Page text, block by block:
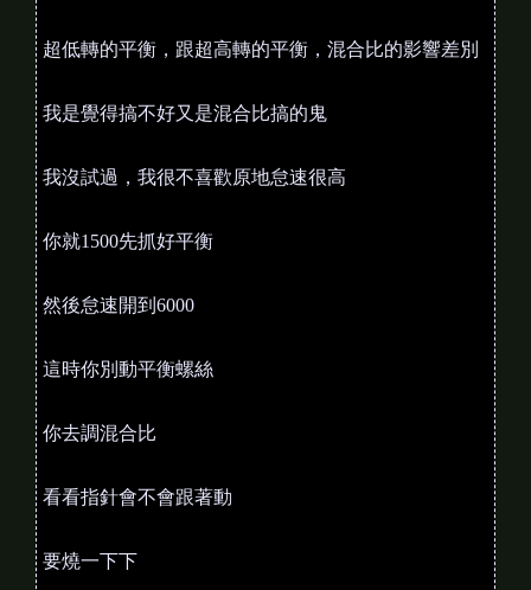
超低轉的平衡，跟超高轉的平衡，混合比的影響差別
我是覺得搞不好又是混合比搞的鬼
我沒試過，我很不喜歡原地怠速很高
你就1500先抓好平衡
然後怠速開到6000
這時你別動平衡螺絲
你去調混合比
看看指針會不會跟著動
要燒一下下